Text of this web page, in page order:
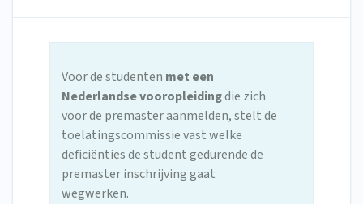
Voor de studenten met een
Nederlandse vooropleidingdie zich
voor de premaster aanmelden, stelt de
toelatingscommissie vast welke
deficiënties de student gedurende de
premaster inschrijving gaat
wegwerken.